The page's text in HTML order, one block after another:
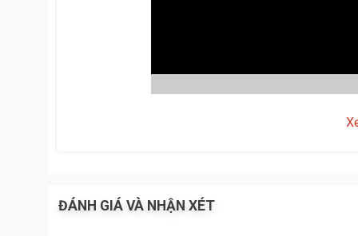
ĐÁNH GIÁ VÀ NHẬN XÉT